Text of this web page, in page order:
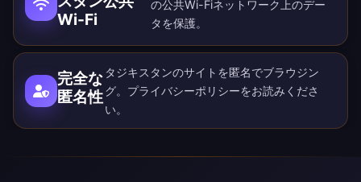
Wi-Fi
の公共Wi-Fiネットワーク上のデー
タを保護。
完全な
匿名性
タジキスタンのサイトを匿名でブラウジン
グ。 プライバシーポリシーをお読みくださ
い。